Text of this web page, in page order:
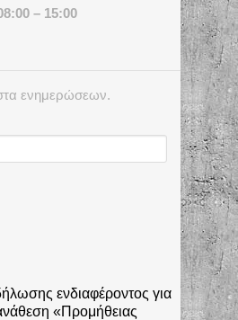
– 15:00
ενημερώσεων.
ενδιαφέροντος για
«Προμήθειας